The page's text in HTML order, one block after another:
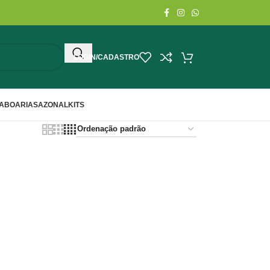
LOGIN/CADASTRO
SAZONALKITS